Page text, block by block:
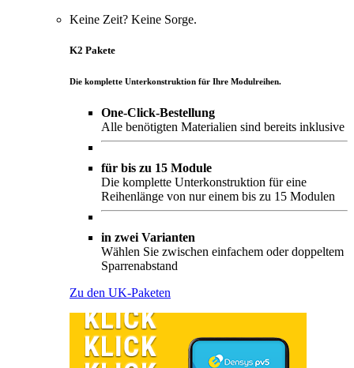
Keine Zeit? Keine Sorge.
K2 Pakete
Die komplette Unterkonstruktion für Ihre Modulreihen.
One-Click-Bestellung
Alle benötigten Materialien sind bereits inklusive
für bis zu 15 Module
Die komplette Unterkonstruktion für eine
Reihenlänge von nur einem bis zu 15 Modulen
in zwei Varianten
Wählen Sie zwischen einfachem oder doppeltem
Sparrenabstand
Zu den UK-Paketen